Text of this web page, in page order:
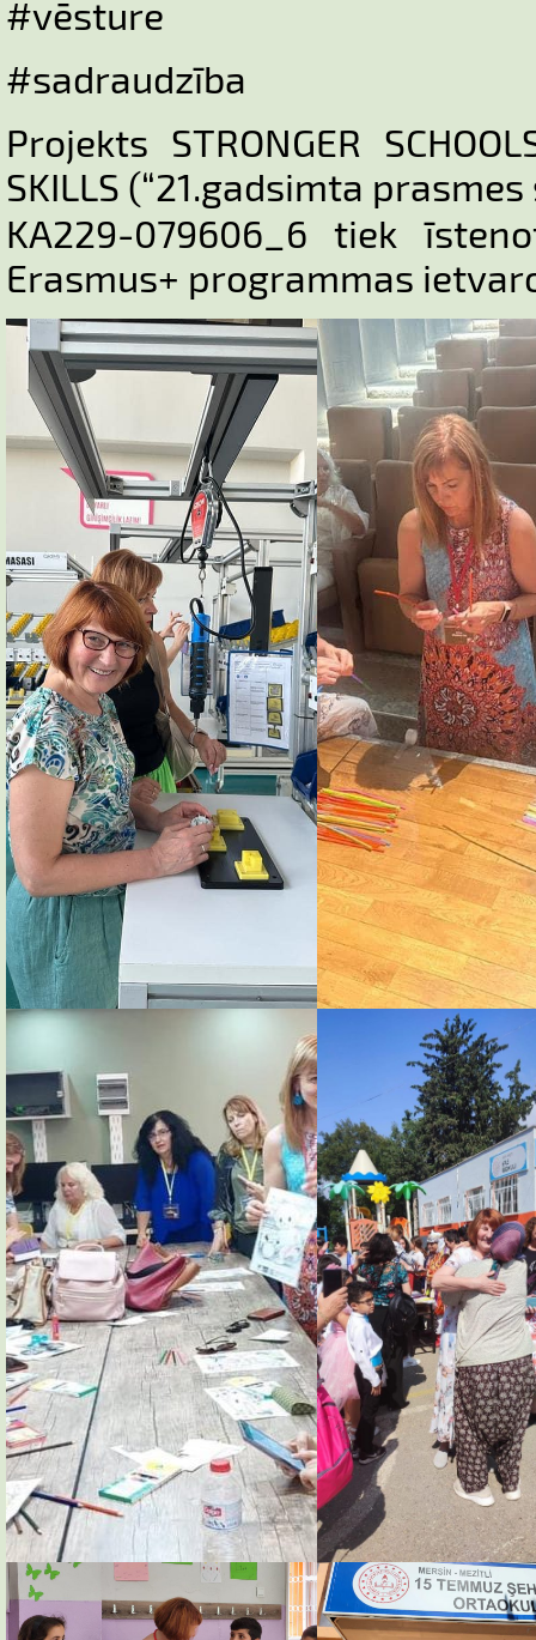
#vēsture
#sadraudzība
Projekts STRONGER
SKILLS (“21.gadsimta
KA229-079606_6 tiek
Erasmus+ programmas